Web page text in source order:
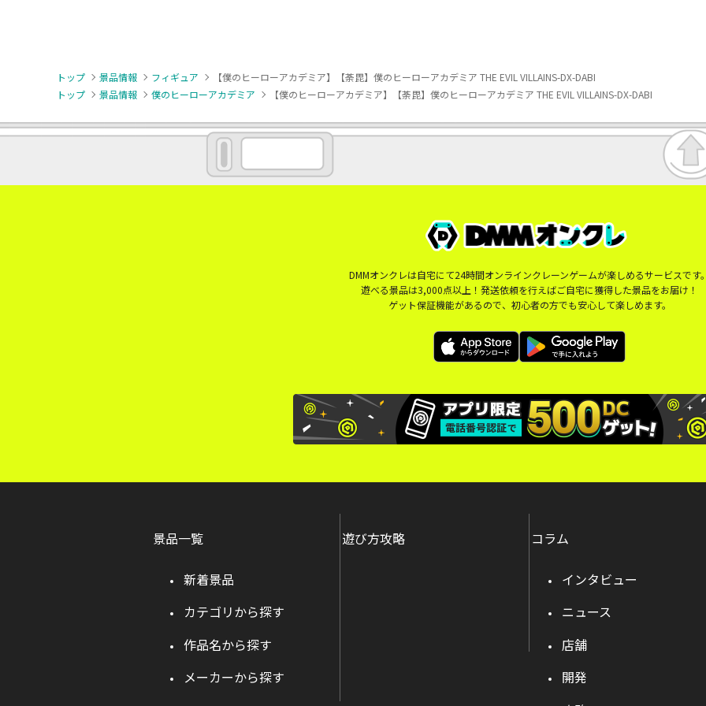
トップ 景品情報 フィギュア
【僕のヒーローアカデミア】【荼毘】僕のヒーローアカデミア THE EVIL VILLAINS-DX-DABI
トップ
景品情報 僕のヒーローアカデミア 【僕のヒーローアカデミア】【荼毘】僕のヒーローアカデミア THE EVIL VILLAINS-DX-DABI
DMMオンクレは自宅にて24時間オンラインクレーンゲームが楽しめるサービスです
遊べる景品は3,000点以上！発送依頼を行えばご自宅に獲得した景品をお届け！
ゲット保証機能があるので、初心者の方でも安心して楽しめます。
景品一覧
新着景品
カテゴリから探す
作品名から探す
メーカーから探す
遊び方攻略 コラム
インタビュー
ニュース
店舗
開発